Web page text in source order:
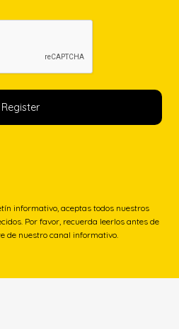
informativo, aceptas todos nuestros
Por favor, recuerda leerlos antes de
de nuestro canal informativo.